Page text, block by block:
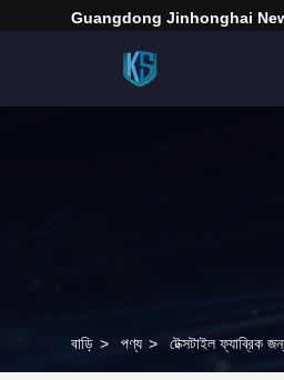
Guangdong Jinhonghai
বাড়ি > পণ্য > টেক্সটাইল ফ্যাব্রিক